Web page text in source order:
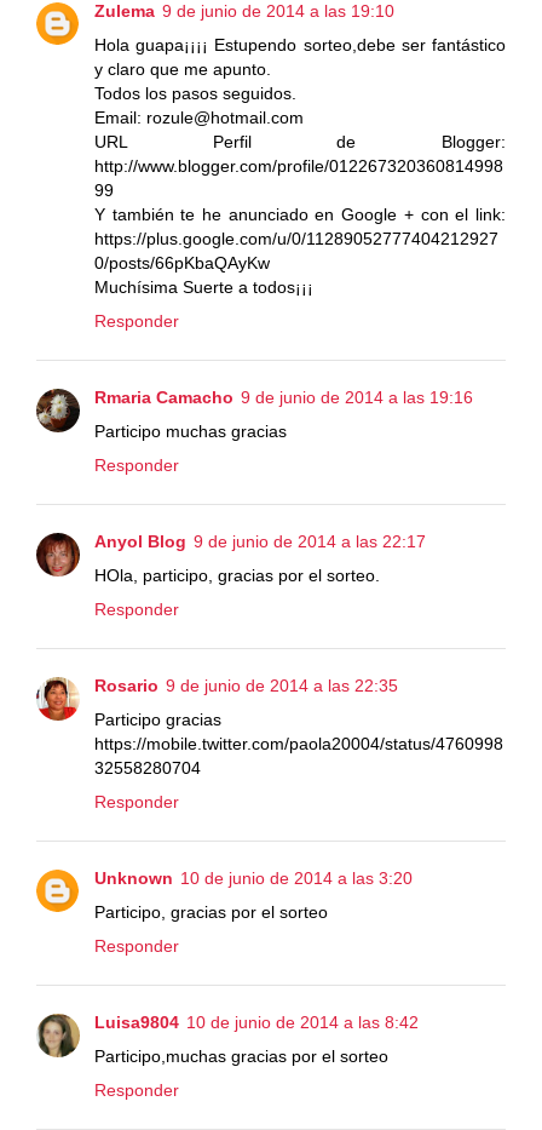
Zulema 9 de junio de 2014 a las 19:10
Hola guapa¡¡¡¡ Estupendo sorteo,debe ser fantástico
y claro que me apunto.
Todos los pasos seguidos.
Email: rozule@hotmail.com
URL Perfil de Blogger:
http://www.blogger.com/profile/012267320360814998
99
Y también te he anunciado en Google + con el link:
https://plus.google.com/u/0/11289052777404212927
0/posts/66pKbaQAyKw
Muchísima Suerte a todos¡¡¡
Responder
Rmaria Camacho 9 de junio de 2014 a las 19:16
Participo muchas gracias
Responder
Anyol Blog 9 de junio de 2014 a las 22:17
HOla, participo, gracias por el sorteo.
Responder
Rosario 9 de junio de 2014 a las 22:35
Participo gracias
https://mobile.twitter.com/paola20004/status/4760998
32558280704
Responder
Unknown 10 de junio de 2014 a las 3:20
Participo, gracias por el sorteo
Responder
Luisa9804 10 de junio de 2014 a las 8:42
Participo,muchas gracias por el sorteo
Responder